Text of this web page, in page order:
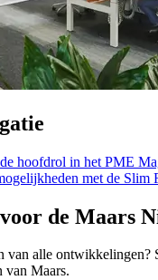
hoofdrol in het PME
met de Slim
de Maars
van alle ontwikkelingen?
van Maars.